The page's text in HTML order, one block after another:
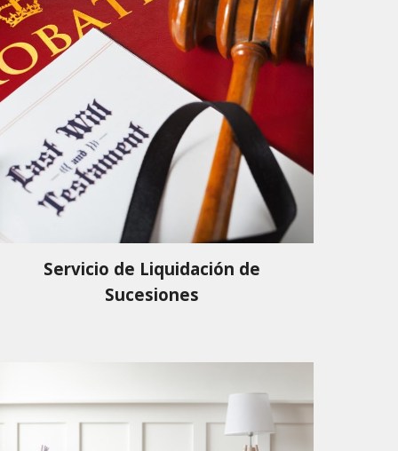
Servicio de Liquidación de
Sucesiones